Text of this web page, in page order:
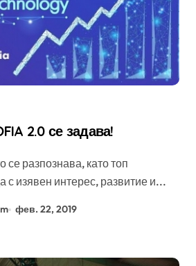
2.0 се задава!
с изявен интерес, развитие и...
фев. 22, 2019